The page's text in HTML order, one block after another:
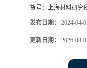
货号： 上海材料研究
发布日期： 2024-04-
更新日期： 2026-08-